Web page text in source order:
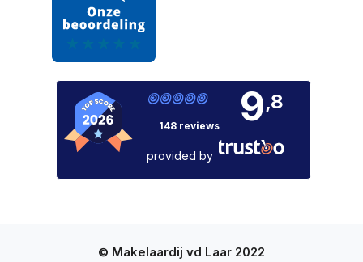
148 reviews 9,8
provided by
© Makelaardij vd Laar 2022